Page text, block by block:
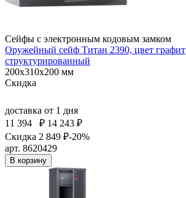
Сейфы с электронным кодовым замком
Оружейный сейф Титан 2390, цвет графит
структурированный
200x310x200 мм
Скидка
доставка от 1 дня
11 394
₽ 14 243 ₽
Скидка 2 849 ₽-20%
арт. 8620429
В корзину